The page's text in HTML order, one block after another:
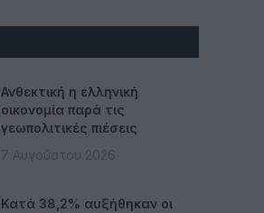
Ανθεκτική η ελληνική
οικονομία παρά τις
γεωπολιτικές πιέσεις
7 Αυγούστου 2026
Κατά 38,2% αυξήθηκαν οι